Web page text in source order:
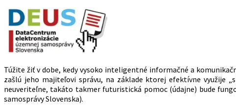
Túžite žiť v dobe, kedy vysoko inteligentné informačné a
zašlú jeho majiteľovi správu, na základe ktorej efektívne využije
neuveriteľne, takáto takmer futuristická pomoc (údajne) bude
samosprávy Slovenska).